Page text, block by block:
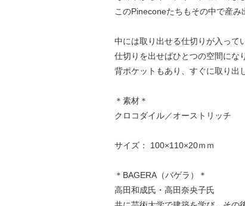
このPineconeたちもその中で産み
中には取り出せる仕切りが入って
仕切りを出せばひとつの空間にな
背ポケットもあり、すぐに取り出
＊素材＊
クロコダイル／オーストリッチ
サイズ： 100×110×20ｍｍ
＊BAGERA（バゲラ）＊
高田和成氏・高田奈央子氏